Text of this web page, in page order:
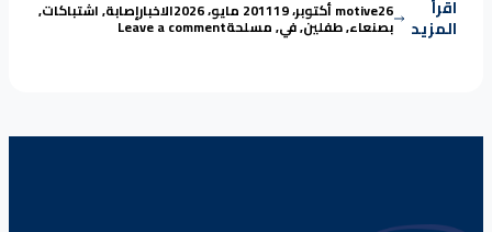
اقرأ
المزيد
Posted by
motive26 أكتوبر، 2011 19 مايو، 2026 Posted in
الاخبارTags:
إصابة,اشتباكات,
بصنعاء,طفلين,في,مسلحةLeave a commenton إصابة طفلين في اشتباكات مسلحة بصنعاء